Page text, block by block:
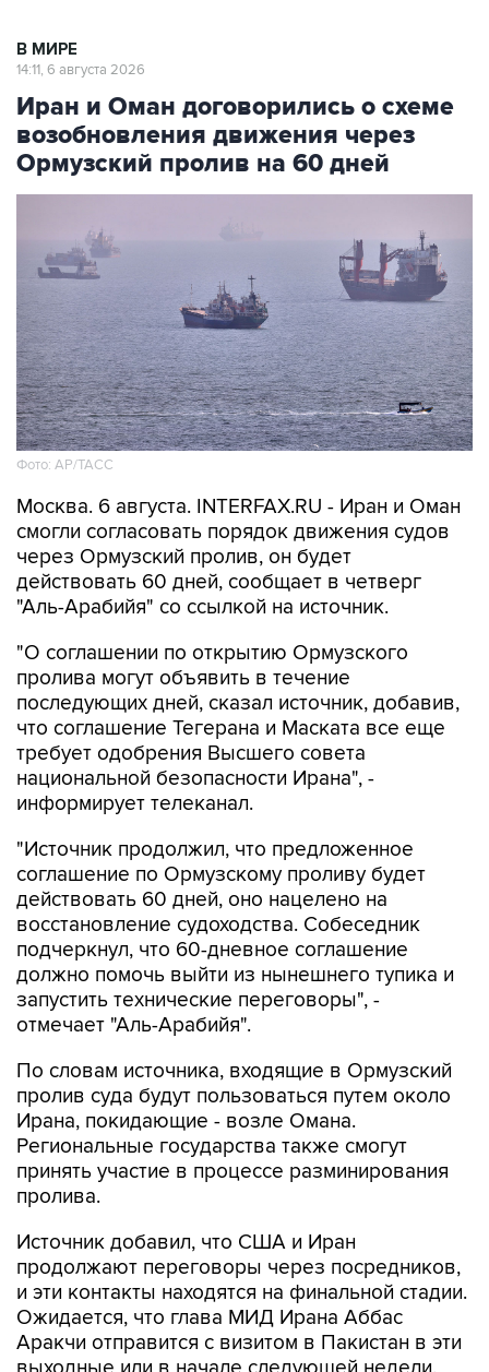
В МИРЕ
14:11, 6 августа 2026
Иран и Оман договорились о схеме
возобновления движения через
Ормузский пролив на 60 дней
Фото: AP/ТАСС
Москва. 6 августа. INTERFAX.RU - Иран и Оман
смогли согласовать порядок движения судов
через Ормузский пролив, он будет
действовать 60 дней, сообщает в четверг
"Аль-Арабийя" со ссылкой на источник.
"О соглашении по открытию Ормузского
пролива могут объявить в течение
последующих дней, сказал источник, добавив,
что соглашение Тегерана и Маската все еще
требует одобрения Высшего совета
национальной безопасности Ирана", -
информирует телеканал.
"Источник продолжил, что предложенное
соглашение по Ормузскому проливу будет
действовать 60 дней, оно нацелено на
восстановление судоходства. Собеседник
подчеркнул, что 60-дневное соглашение
должно помочь выйти из нынешнего тупика и
запустить технические переговоры", -
отмечает "Аль-Арабийя".
По словам источника, входящие в Ормузский
пролив суда будут пользоваться путем около
Ирана, покидающие - возле Омана.
Региональные государства также смогут
принять участие в процессе разминирования
пролива.
Источник добавил, что США и Иран
продолжают переговоры через посредников,
и эти контакты находятся на финальной стадии.
Ожидается, что глава МИД Ирана Аббас
Аракчи отправится с визитом в Пакистан в эти